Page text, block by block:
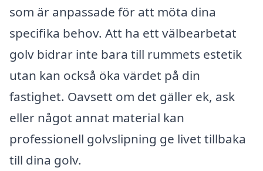
som är anpassade för att möta dina
specifika behov. Att ha ett välbearbetat
golv bidrar inte bara till rummets estetik
utan kan också öka värdet på din
fastighet. Oavsett om det gäller ek, ask
eller något annat material kan
professionell golvslipning ge livet tillbaka
till dina golv.